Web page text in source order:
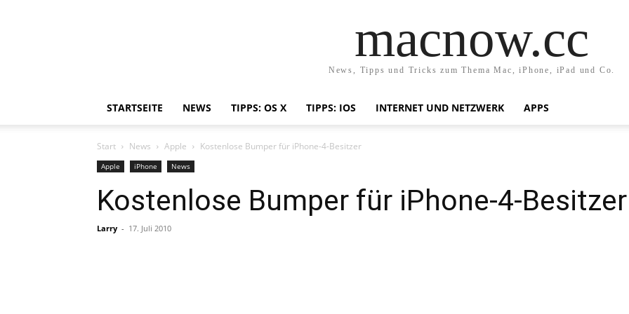
macnow.cc
News, Tipps und Tricks zum Thema Mac, iPhone, iPad und Co.
STARTSEITE NEWS TIPPS: OS X TIPPS: IOS INTERNET UND NETZWERK APPS
Start News Apple Kostenlose Bumper für iPhone-4-Besitzer
Apple iPhone News
Kostenlose Bumper für iPhone-4-Besitzer
Larry - 17. Juli 2010